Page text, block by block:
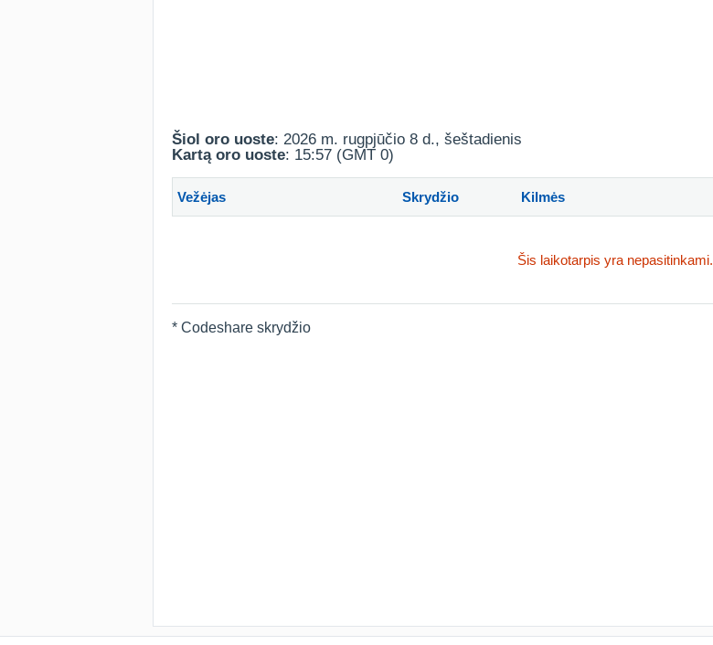
Šiol oro uoste: 2026 m. rugpjūčio 8 d., šeštadienis
Kartą oro uoste: 15:57 (GMT 0)
Vežėjas Skrydžio Kilmės
Šis laikotarpis yra nepasitinkami.
* Codeshare skrydžio